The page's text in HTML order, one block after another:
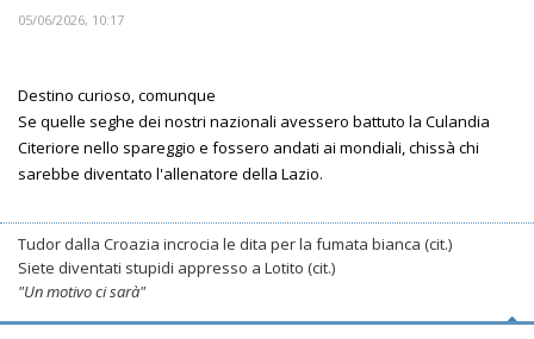
05/06/2026, 10:17
Destino curioso, comunque
Se quelle seghe dei nostri nazionali avessero battuto la Culandia
Citeriore nello spareggio e fossero andati ai mondiali, chissà chi
sarebbe diventato l'allenatore della Lazio.
Tudor dalla Croazia incrocia le dita per la fumata bianca (cit.)
Siete diventati stupidi appresso a Lotito (cit.)
"Un motivo ci sarà"